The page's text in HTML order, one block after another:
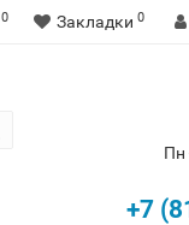
0 Закладки 0
Пн
+7